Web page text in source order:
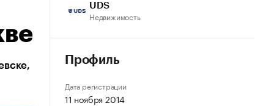
UDS
Недвижимость
Профиль
Дата регистрации
11 ноября 2014